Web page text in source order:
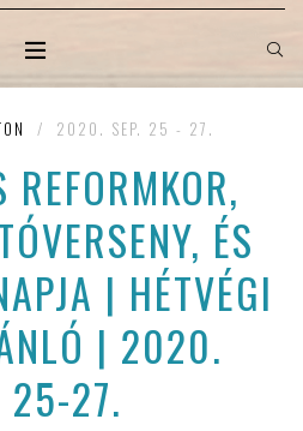
/ 2020. SEP. 25 - 27.
ÉS
| HÉTVÉGI
| 2020.
25-27.